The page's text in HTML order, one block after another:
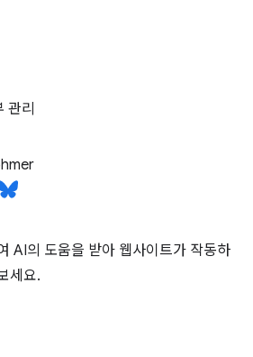
관리
AI의 도움을 받아 웹사이트가 작동하
세요.